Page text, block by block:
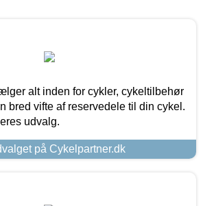
alt inden for cykler, cykeltilbehør
bred vifte af reservedele til din cykel.
udvalg.
på Cykelpartner.dk